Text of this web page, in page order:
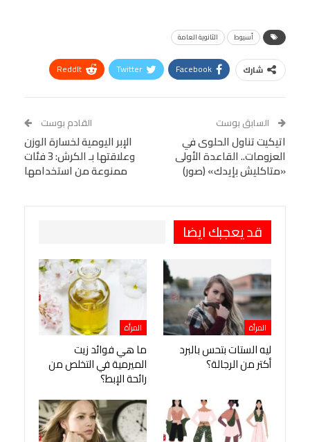
أسيوط الثانوية العامة
شارك Facebook
Twitter
ReddIt
Tumblr
البريد الإلكتروني
StumbleUpon
VK
Digg
LINE
BlackBerry
Viber
السابق بوست
اتيكيت تناول الحلوى في
العزومات.. القاعدة الأولى
«متاكليش بإيدك» (صور)
القادم بوست
الإبر اليومية لخسارة الوزن
وعلاقتها بـ الكرش: 3 فئات
ممنوعة من استخدامها
قد يعجبك ايضا
المرأة
ليه الستات بتحس بالبرد
أكتر من الرجالة؟
المرأة
ما هي فوائد زيت
الميرمية في التخلص من
رائحة الإبط؟